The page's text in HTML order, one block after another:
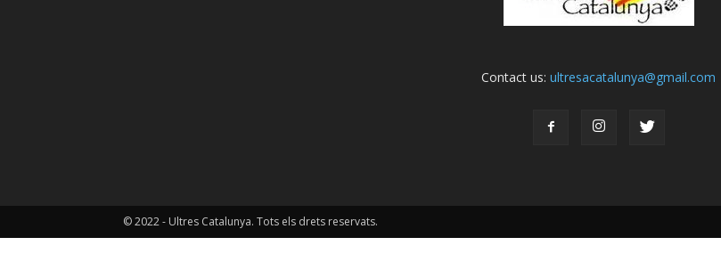
Contact us:ultresacatalunya@gmail.com
© 2022 - Ultres Catalunya. Tots els drets reservats.